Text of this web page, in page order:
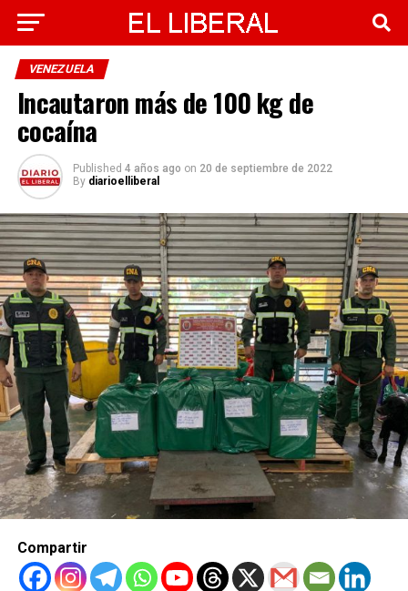
VENEZUELA
Incautaron más de 100 kg de
cocaína
Published 4 años ago on 20 de septiembre de 2022
By diarioelliberal
Compartir